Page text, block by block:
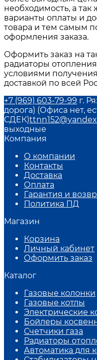
необходимость, а
варианты оплаты и
товара и тем самым
оформления заказа.
Оформить заказ на
радиаторы отопления
условиями
доставкой по всей
+7 (969) 603-79-99 г.
дорога) (Офиса нет,
СДЕК)
выходные
Компания
О компании
Контакты
Доставка
Оплата
Гарантия и
Политика ПД
Магазин
Корзина
Личный кабинет
Оформить заказ
Каталог
Газовые колонки
Газовые котлы
Электрические
Бойлеры
Счетчики газа
Радиаторы
Автоматика для